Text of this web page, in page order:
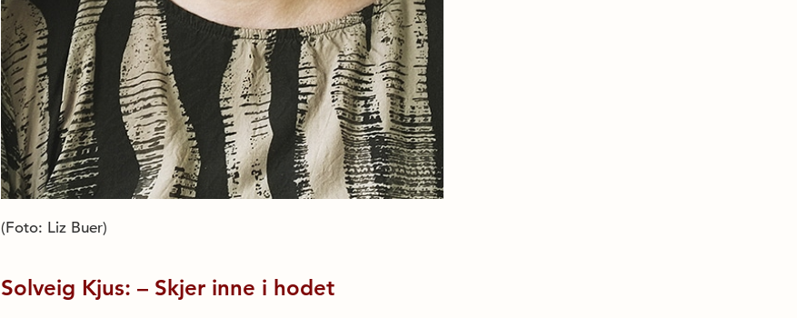
(Foto: Liz Buer)
Solveig Kjus: – Skjer inne i hodet